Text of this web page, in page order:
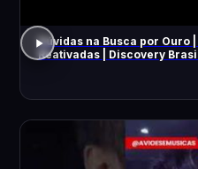
Dúvidas na Busca por Ouro
Reativadas | Discovery